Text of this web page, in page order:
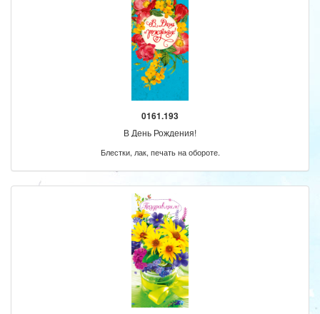
0161.193
В День Рождения!
Блестки, лак, печать на обороте.